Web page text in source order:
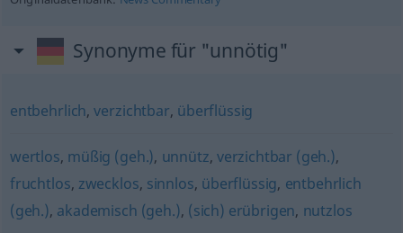
Synonyme für "unnötig"
entbehrlich,verzichtbar, überflüssig
wertlos, müßig (geh.), unnütz, verzichtbar (geh.),
fruchtlos, zwecklos, sinnlos, überflüssig, entbehrlich
(geh.), akademisch (geh.), (sich) erübrigen, nutzlos